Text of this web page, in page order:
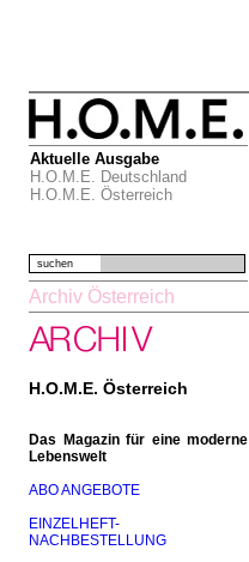
Aktuelle Ausgabe
H.O.M.E. Deutschland
H.O.M.E. Österreich
suchen
Archiv Österreich
H.O.M.E. Österreich
Das Magazin für eine moderne
Lebenswelt
ABO ANGEBOTE
EINZELHEFT-
NACHBESTELLUNG